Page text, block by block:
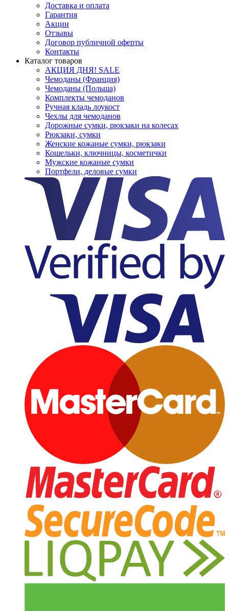
Доставка и оплата
Гарантия
Акции
Отзывы
Договор публичной оферты
Контакты
Каталог товаров
АКЦИЯ ДНЯ! SALE
Чемоданы (Франция)
Чемоданы (Польша)
Комплекты чемоданов
Ручная кладь лоукост
Чехлы для чемоданов
Дорожные сумки, рюкзаки на колесах
Рюкзаки, сумки
Женские кожаные сумки, рюкзаки
Кошельки, ключницы, косметички
Мужские кожаные сумки
Портфели, деловые сумки